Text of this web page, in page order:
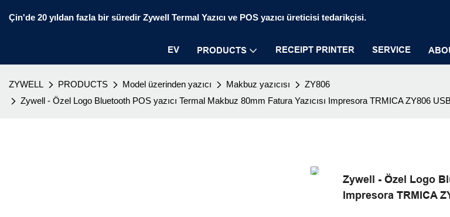
Çin'de 20 yıldan fazla bir süredir Zywell Termal Yazıcı ve POS yazıcı üreticisi tedarikçisi.
EV PRODUCTS RECEIPT PRINTER SERVICE
ZYWELL PRODUCTS Model üzerinden yazıcı Makbuz yazıcısı
ZY806
Zywell - Özel Logo Bluetooth POS yazıcı Termal Makbuz 80mm Fatura Yazıcısı Impresora TRMICA ZY806
Zywell - Özel Logo
Impresora TRMICA